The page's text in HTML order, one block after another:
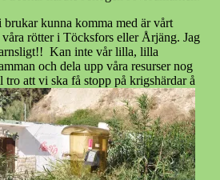
brukar kunna komma med är vårt
rötter i Töcksfors eller Årjäng. Jag
Kan inte vår lilla, lilla
och dela upp våra resurser nog
att vi ska få stopp på krigshärdar å